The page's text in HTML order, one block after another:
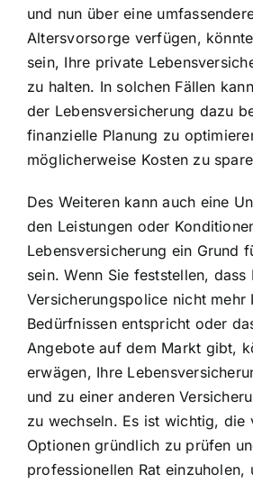
und nun über eine
Altersvorsorge verfügen,
sein, Ihre private
zu halten. In solchen Fällen
der Lebensversicherung dazu
finanzielle Planung zu
möglicherweise Kosten zu
Des Weiteren kann auch eine
den Leistungen oder
Lebensversicherung ein Grund
sein. Wenn Sie feststellen, dass
Versicherungspolice nicht mehr
Bedürfnissen entspricht oder
Angebote auf dem Markt gibt,
erwägen, Ihre
und zu einer anderen
zu wechseln. Es ist wichtig, die
Optionen gründlich zu prüfen
professionellen Rat einzuholen,